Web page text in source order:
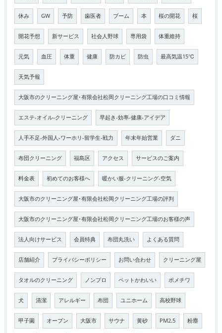
休み GW 予防 歯医者 ブーム 本 桜の開花 桜
開花予想 新サービス 社会人野球 専用袋 体重維持
元気 血圧 体重 健康 防カビ 防虫 最高気温15℃
天気予報
大阪市のクリーニング屋･有限会社松岡クリーニング工場の口コミ情報
エステ-オイル-クリーニング 早起き-効率-健康-アイデア
人手不足-外国人-ワーホリ-留学生-戦力 年末年始営業 ダニ
布団クリーニング 福島区 アクセス サービスのご案内
料金表 初めてのお客様へ 暖かい服-クリーニング-空気
大阪市のクリーニング屋･有限会社松岡クリーニング工場の評判
大阪市のクリーニング屋･有限会社松岡クリーニング工場のお客様の声
法人向けサービス 会員特典 布団丸洗い よくある質問
店舗紹介 プライバシーポリシー お問い合わせ クリーニング屋
タオルのクリーニング ノンプロ ペットかわいい ポメチワ
犬 清潔 アレルギー 布団 ユニホーム 高校野球
甲子園 オープン 大阪市 サウナ 黄砂 PM2.5 粉塵